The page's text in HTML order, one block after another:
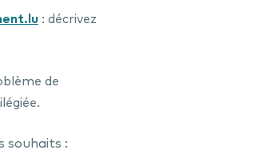
: décrivez
de
souhaits :